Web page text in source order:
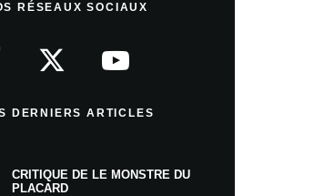
RÉSEAUX SOCIAUX
DERNIERS ARTICLES
CRITIQUE DE LE MONSTRE DU
PLACARD